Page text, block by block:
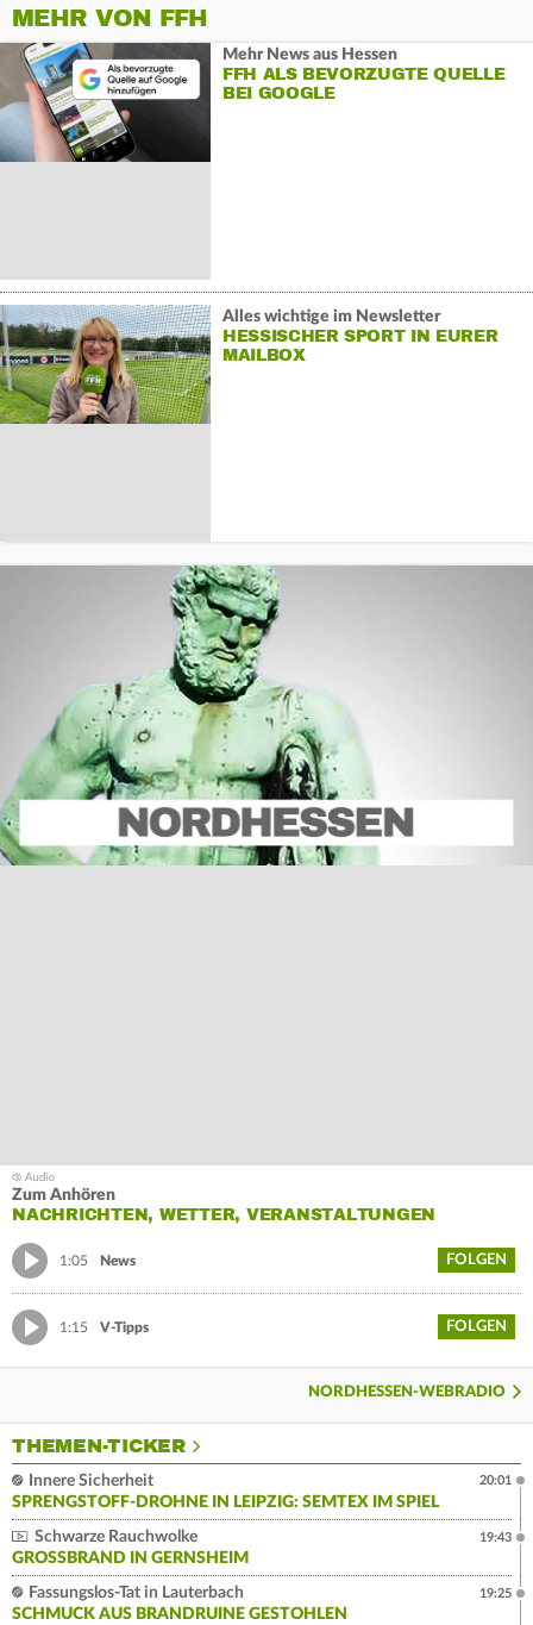
MEHR VON FFH
Mehr News aus Hessen
FFH ALS BEVORZUGTE QUELLE
BEI GOOGLE
Alles wichtige im Newsletter
HESSISCHER SPORT IN EURER
MAILBOX
Zum Anhören
NACHRICHTEN, WETTER, VERANSTALTUNGEN
1:05 News FOLGEN
1:15 V-Tipps FOLGEN
NORDHESSEN-WEBRADIO
THEMEN-TICKER
Innere Sicherheit
SPRENGSTOFF-DROHNE IN LEIPZIG: SEMTEX IM SPIEL
20:01
Schwarze Rauchwolke
GROSSBRAND IN GERNSHEIM
19:43
Fassungslos-Tat in Lauterbach
SCHMUCK AUS BRANDRUINE GESTOHLEN
19:25